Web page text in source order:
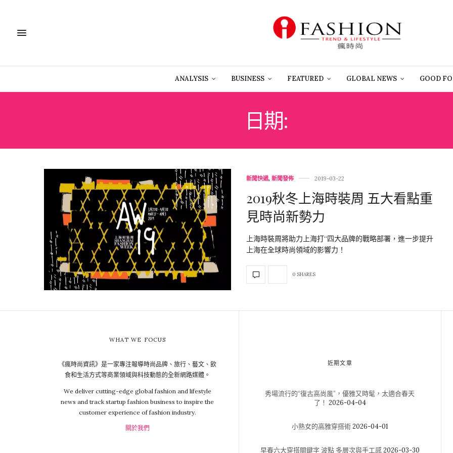
ANALYSIS BUSINESS FEATURED GLOBAL NEWS GOOD
日期:
新聞快遞, 新聞發佈 2019-03-22
2019秋冬上海時裝周 五大看點重
見時尚新勢力
上海時裝周將助力上海打“四大品牌的戰略部署，進一步提升
上海在全球時尚領域的影響力！
0 SHARES
WHAT WE FOCUS
《瘋時尚資訊》是一家專注報導時尚品牌、旅行、藝文、飲
食和生活方式等商業領域與科技動態的全新網路媒體。
We deliver cutting-edge global fashion and lifestyle
news and track startup fashion business to inspire the
customer experience of fashion industry.
關於我們
近期文章
秀場流行的“復古高尚風”，優雅又時髦，太適合春天
了！ 2026-04-04
小熟女的高雅穿搭術2026-04-01
早春六大穿搭關鍵字 波點 多層次與手工感2026-03-30